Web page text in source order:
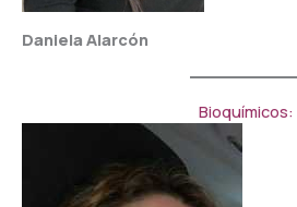
Daniela Alarcón
Bioquímicos: